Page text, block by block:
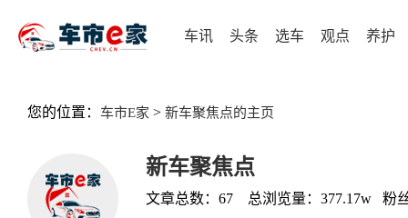
车讯 头条 选车 观点 养护
您的位置： 车市E家 > 新车聚焦点的主页
新车聚焦点
文章总数：67 总浏览量：377.17w 粉